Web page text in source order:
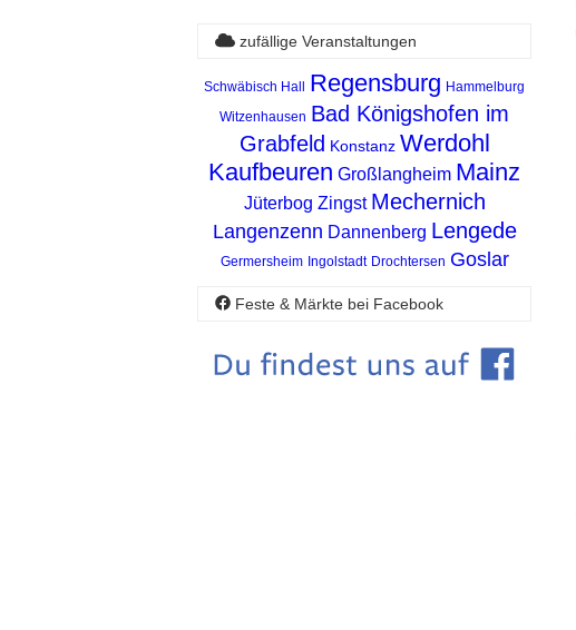
zufällige Veranstaltungen
Schwäbisch Hall Regensburg Hammelburg
Witzenhausen Bad Königshofen im
Grabfeld Konstanz Werdohl
Kaufbeuren Großlangheim Mainz
Jüterbog Zingst Mechernich
Langenzenn Dannenberg Lengede
Germersheim Ingolstadt Drochtersen Goslar
Feste & Märkte bei Facebook